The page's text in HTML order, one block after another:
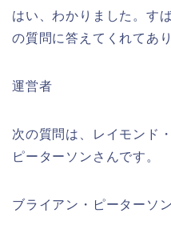
はい、わかりました。す
の質問に答えてくれてあ
運営者
次の質問は、レイモンド
ピーターソンさんです。
ブライアン・ピーターソン